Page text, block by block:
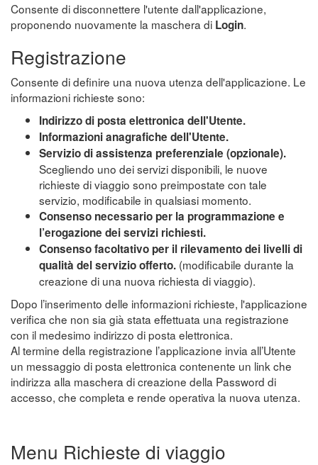
Consente di disconnettere l'utente dall'applicazione,
proponendo nuovamente la maschera di Login.
Registrazione
Consente di definire una nuova utenza dell'applicazione. Le
informazioni richieste sono:
Indirizzo di posta elettronica dell'Utente.
Informazioni anagrafiche dell'Utente.
Servizio di assistenza preferenziale (opzionale).
Scegliendo uno dei servizi disponibili, le nuove
richieste di viaggio sono preimpostate con tale
servizio, modificabile in qualsiasi momento.
Consenso necessario per la programmazione e
l’erogazione dei servizi richiesti.
Consenso facoltativo per il rilevamento dei livelli di
qualità del servizio offerto. (modificabile durante la
creazione di una nuova richiesta di viaggio).
Dopo l’inserimento delle informazioni richieste, l'applicazione
verifica che non sia già stata effettuata una registrazione
con il medesimo indirizzo di posta elettronica.
Al termine della registrazione l’applicazione invia all’Utente
un messaggio di posta elettronica contenente un link che
indirizza alla maschera di creazione della Password di
accesso, che completa e rende operativa la nuova utenza.
Menu Richieste di viaggio